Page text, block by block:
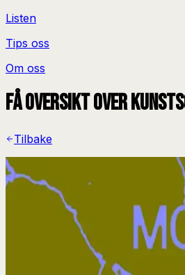
Listen
Tips oss
Om oss
Få oversikt over
Tilbake